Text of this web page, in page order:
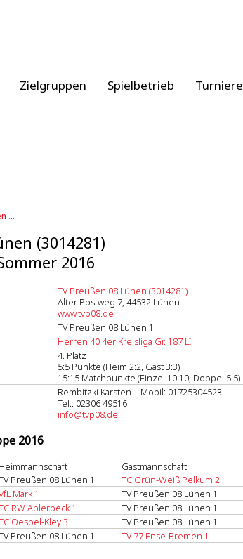
Zielgruppen Spielbetrieb Turniere
...
(3014281)
2016
TV Preußen 08 Lünen (3014281)
Alter Postweg 7, 44532 Lünen
www.tvp08.de
TV Preußen 08 Lünen 1
Herren 40 4er Kreisliga Gr. 187 LI
4. Platz
5:5 Punkte (Heim 2:2, Gast 3:3)
15:15 Matchpunkte (Einzel 10:10, Doppel 5:5)
Rembitzki Karsten - Mobil: 01725304523
Tel.: 02306 49516
info@tvp08.de
2016
Heimmannschaft Gastmannschaft
Preußen 08 Lünen 1 TC Grün-Weiß Pelkum 2
Mark 1 TV Preußen 08 Lünen 1
RW Aplerbeck 1 TV Preußen 08 Lünen 1
Oespel-Kley 3 TV Preußen 08 Lünen 1
Preußen 08 Lünen 1 TV 77 Ense-Bremen 1